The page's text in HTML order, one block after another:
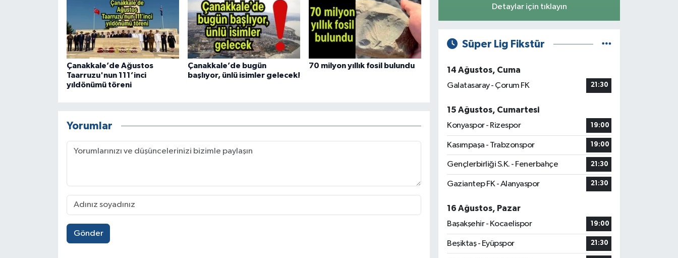
Çanakkale’de Ağustos
Taarruzu'nun 111’inci
yıldönümü töreni
Çanakkale’de bugün
başlıyor, ünlü isimler gelecek!
70 milyon yıllık fosil bulundu
Yorumlar
Gönder
Detaylar için tıklayın
Süper Lig Fikstür
14 Ağustos, Cuma
Galatasaray - Çorum FK
21:30
15 Ağustos, Cumartesi
Konyaspor - Rizespor
19:00
Kasımpaşa - Trabzonspor 19:00
Gençlerbirliği S.K. - Fenerbahçe 21:30
Gaziantep FK - Alanyaspor 21:30
16 Ağustos, Pazar
Başakşehir - Kocaelispor
19:00
Beşiktaş - Eyüpspor 21:30